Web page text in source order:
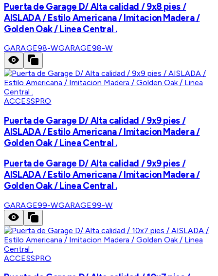
Puerta de Garage D/ Alta calidad / 9x8 pies /
AISLADA / Estilo Americana / Imitacion Madera /
Golden Oak / Linea Central .
GARAGE98-WGARAGE98-W
ACCESSPRO
Puerta de Garage D/ Alta calidad / 9x9 pies /
AISLADA / Estilo Americana / Imitacion Madera /
Golden Oak / Linea Central .
Puerta de Garage D/ Alta calidad / 9x9 pies /
AISLADA / Estilo Americana / Imitacion Madera /
Golden Oak / Linea Central .
GARAGE99-WGARAGE99-W
ACCESSPRO